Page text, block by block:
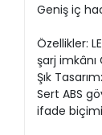
Geniş iç
Özellikler:
şarj
Şık
Sert ABS
ifade